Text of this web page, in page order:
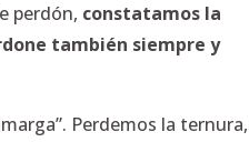
perdón, constatamos la
también siempre y
Perdemos la